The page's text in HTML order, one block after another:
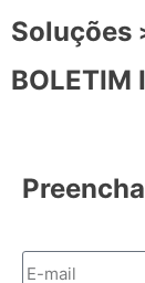
Soluções
BOLETIM